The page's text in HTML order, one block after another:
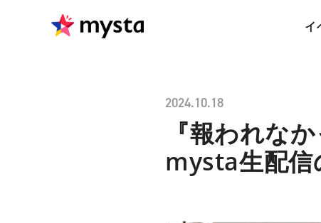
イ
2024.10.18
『報われな
mysta生配信